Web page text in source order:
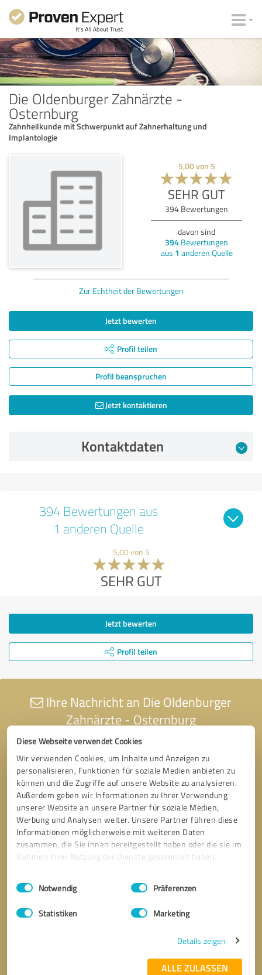
Diese Webseite verwendet Cookies
Wir verwenden Cookies, um Inhalte und Anzeigen zu
personalisieren, Funktionen für soziale Medien anbieten zu
können und die Zugriffe auf unsere Website zu analysieren.
Außerdem geben wir Informationen zu Ihrer Verwendung
unserer Website an unsere Partner für soziale Medien,
Werbung und Analysen weiter. Unsere Partner führen diese
Informationen möglicherweise mit weiteren Daten
zusammen, die Sie ihnen bereitgestellt haben oder die sie im
Rahmen Ihrer Nutzung der Dienste gesammelt haben.
Impressum Datenschutzbestimmungen
Einwilligungsauswahl
Notwendig Präferenzen
Statistiken Marketing
Details zeigen
ALLE ZULASSEN
Die Oldenburger Zahnärzte -
Osternburg
Zahnheilkunde mit Schwerpunkt auf Zahnerhaltung und
Implantologie
5,00von 5
SEHR GUT
394 Bewertungen
davon sind
394 Bewertungen
aus 1 anderen Quelle
Zur Echtheit der Bewertungen
Jetzt bewerten
Profil teilen
Profil beanspruchen
Jetzt kontaktieren
Kontaktdaten
394 Bewertungen aus
1 anderen Quelle
5,00 von 5
SEHR GUT
Jetzt bewerten
Profil teilen
Ihre Nachricht an Die Oldenburger
Zahnärzte - Osternburg